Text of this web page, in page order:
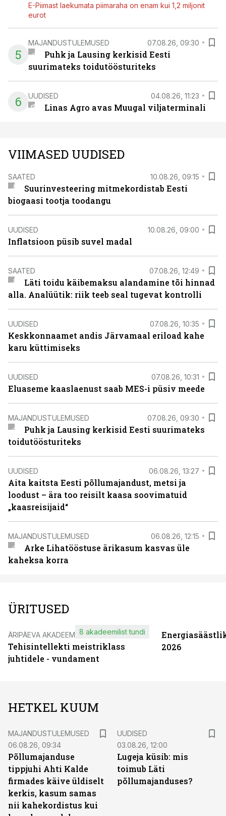
E-Piimast laekumata piimaraha on enam kui 1,2 miljonit
eurot
5
MAJANDUSTULEMUSED 07.08.26, 09:30
Puhk ja Lausing kerkisid Eesti
suurimateks toidutöösturiteks
6 UUDISED 04.08.26, 11:23
Linas Agro avas Muugal viljaterminali
VIIMASED UUDISED
SAATED 10.08.26, 09:15
Suurinvesteering mitmekordistab Eesti
biogaasi tootja toodangu
UUDISED 10.08.26, 09:00
Inflatsioon püsib suvel madal
SAATED 07.08.26, 12:49
Läti toidu käibemaksu alandamine tõi hinnad
alla. Analüütik: riik teeb seal tugevat kontrolli
UUDISED 07.08.26, 10:35
Keskkonnaamet andis Järvamaal eriload kahe
karu küttimiseks
UUDISED 07.08.26, 10:31
Eluaseme kaaslaenust saab MES-i püsiv meede
MAJANDUSTULEMUSED 07.08.26, 09:30
Puhk ja Lausing kerkisid Eesti suurimateks
toidutöösturiteks
UUDISED 06.08.26, 13:27
Aita kaitsta Eesti põllumajandust, metsi ja
loodust – ära too reisilt kaasa soovimatuid
„kaasreisijaid“
MAJANDUSTULEMUSED 06.08.26, 12:15
Arke Lihatööstuse ärikasum kasvas üle
kaheksa korra
ÜRITUSED
ÄRIPÄEVA AKADEEMIA
Tehisintellekti meistriklass
juhtidele - vundament
8 akadeemilist tundi
2026
HETKEL KUUM
MAJANDUSTULEMUSED
06.08.26, 09:34
Põllumajanduse
tippjuhi Ahti Kalde
firmades käive üldiselt
kerkis, kasum samas
nii kahekordistus kui
UUDISED
03.08.26, 12:00
Lugeja küsib: mis
toimub Läti
põllumajanduses?